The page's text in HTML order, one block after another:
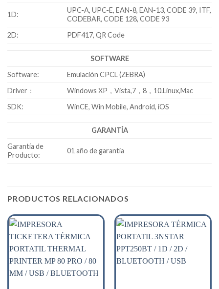
1D:
UPC-A, UPC-E, EAN-8, EAN-13, CODE 39, ITF,
CODEBAR, CODE 128, CODE 93
2D:
PDF417, QR Code
SOFTWARE
Software:
Emulación CPCL (ZEBRA)
Driver：
Windows XP，Vista,7，8，10.Linux,Mac
SDK:
WinCE, Win Mobile, Android, iOS
GARANTÍA
Garantía de
Producto:
01 año de garantía
PRODUCTOS RELACIONADOS